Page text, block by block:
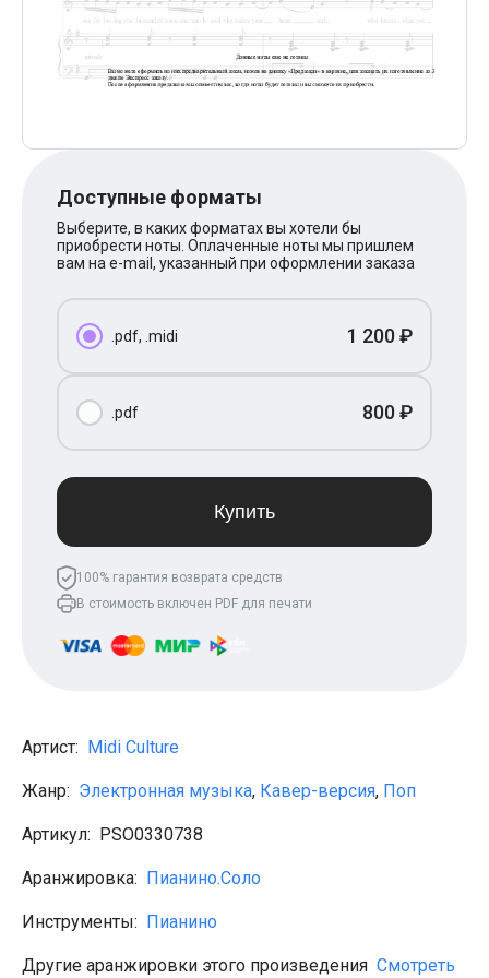
XOLIDAYBOY
Ваня Дмитриенко
Анна Герман
Полина Гагарина
HammAli
Billie Eilish
Макс Корж
Алена Швец
Руки Вверх
Мария Чайковская
Клава Кока
Владимир Пресняков
Мари Краймбрери
Лариса Долина
Король и шут
ДДТ
Сплин
Агата Кристи
Чиж
KSB
Доступные форматы
Выберите, в каких форматах вы хотели бы
приобрести ноты. Оплаченные ноты мы пришлем
вам на e-mail, указанный при оформлении заказа
.pdf, .midi 1 200 ₽
.pdf 800 ₽
Купить
100% гарантия возврата средств
В стоимость включен PDF для печати
Артист: Midi Culture
Жанр: Электронная музыка, Кавер-версия, Поп
Артикул: PSO0330738
Аранжировка: Пианино.Соло
Инструменты: Пианино
Другие аранжировки этого произведения Смотреть